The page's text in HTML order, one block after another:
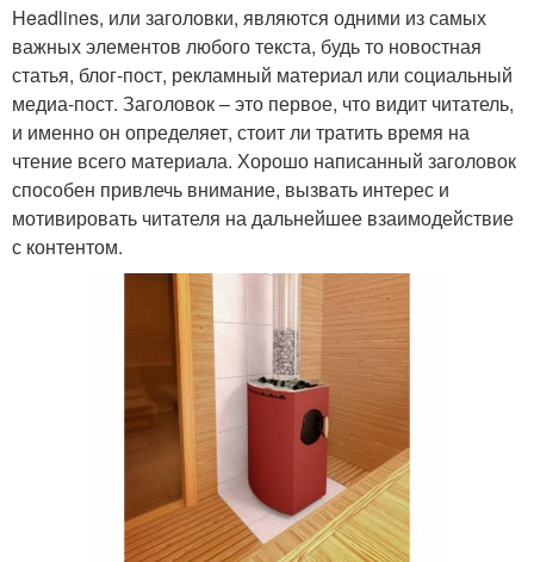
Headlines, или заголовки, являются одними из самых
важных элементов любого текста, будь то новостная
статья, блог-пост, рекламный материал или социальный
медиа-пост. Заголовок – это первое, что видит читатель,
и именно он определяет, стоит ли тратить время на
чтение всего материала. Хорошо написанный заголовок
способен привлечь внимание, вызвать интерес и
мотивировать читателя на дальнейшее взаимодействие
с контентом.